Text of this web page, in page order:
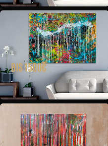
BIS 1500€